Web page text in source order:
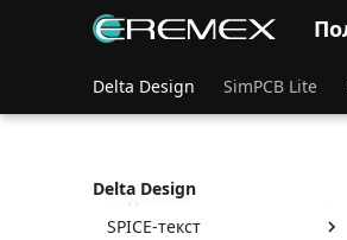
Delta Design SimPCB Lite
Delta Design
Термины и определения
Интерфейс
Подсхемы
SPICE-текст